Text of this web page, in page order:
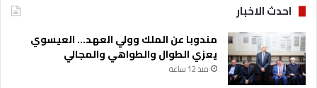
ا
ل
أ
ض
ر
احدث الاخبار
مندوبا عن الملك وولي العهد… العيسوي
يعزي الطوال والطواهي والمجالي
منذ 12 ساعة